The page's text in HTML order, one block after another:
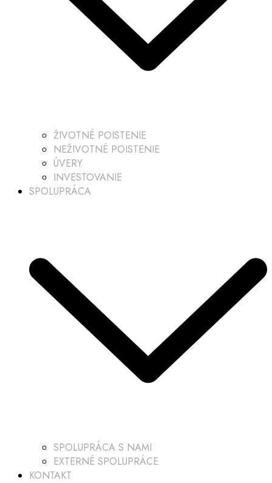
ŽIVOTNÉ POISTENIE
NEŽIVOTNÉ POISTENIE
ÚVERY
INVESTOVANIE
SPOLUPRÁCA
SPOLUPRÁCA S NAMI
EXTERNÉ SPOLUPRÁCE
KONTAKT